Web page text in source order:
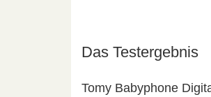
Das Testergebnis
Tomy Babyphone